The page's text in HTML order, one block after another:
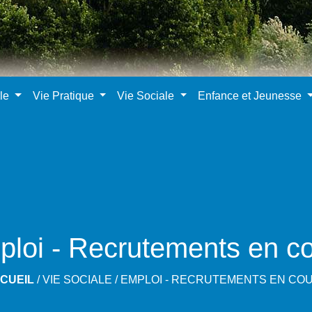
Vie Pratique Vie Sociale Enfance et Jeunesse
- Recrutements en
/VIE SOCIALE / EMPLOI - RECRUTEMENTS EN